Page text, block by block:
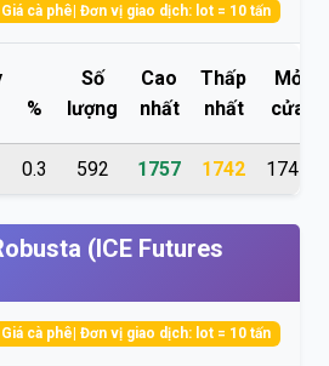
cà phê| Đơn vị giao dịch: lot = 10 tấn
%
Số
lượng
Cao
nhất
Thấp
nhất
Mở
cửa
0.3 592 1757 1742 1745
(ICE Futures
cà phê| Đơn vị giao dịch: lot = 10 tấn